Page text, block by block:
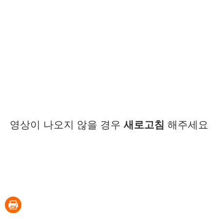
영상이 나오지 않을 경우 새로고침 해주세요